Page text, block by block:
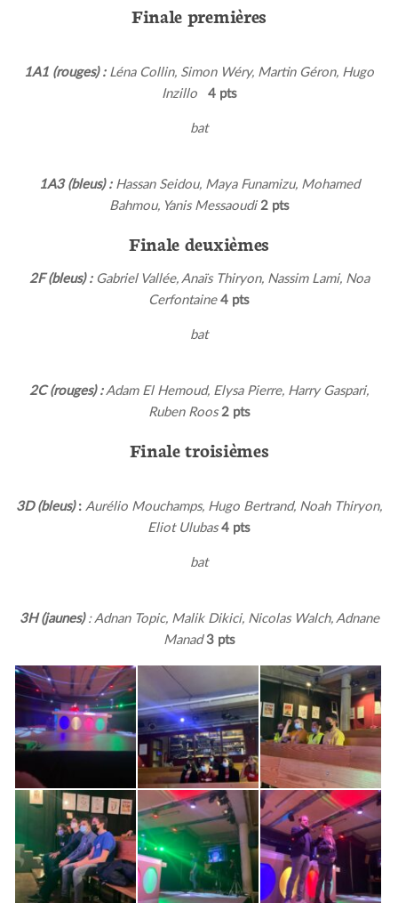
Finale premières
1A1 (rouges) : Léna Collin, Simon Wéry, Martin Géron, Hugo
Inzillo
4 pts
bat
1A3 (bleus) : Hassan Seidou, Maya Funamizu, Mohamed
Bahmou, Yanis Messaoudi 2 pts
Finale deuxièmes
2F (bleus) : Gabriel Vallée, Anaïs Thiryon, Nassim Lami, Noa
Cerfontaine 4 pts
bat
2C (rouges) : Adam El Hemoud, Elysa Pierre, Harry Gaspari,
Ruben Roos 2 pts
Finale troisièmes
3D (bleus): Aurélio Mouchamps, Hugo Bertrand, Noah Thiryon,
Eliot Ulubas 4 pts
bat
3H (jaunes): Adnan Topic, Malik Dikici, Nicolas Walch, Adnane
Manad 3 pts